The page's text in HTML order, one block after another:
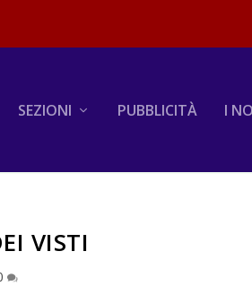
SEZIONI PUBBLICITÀ I
VISTI